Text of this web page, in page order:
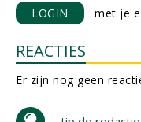
LOGIN met je e-
REACTIES
Er zijn nog geen